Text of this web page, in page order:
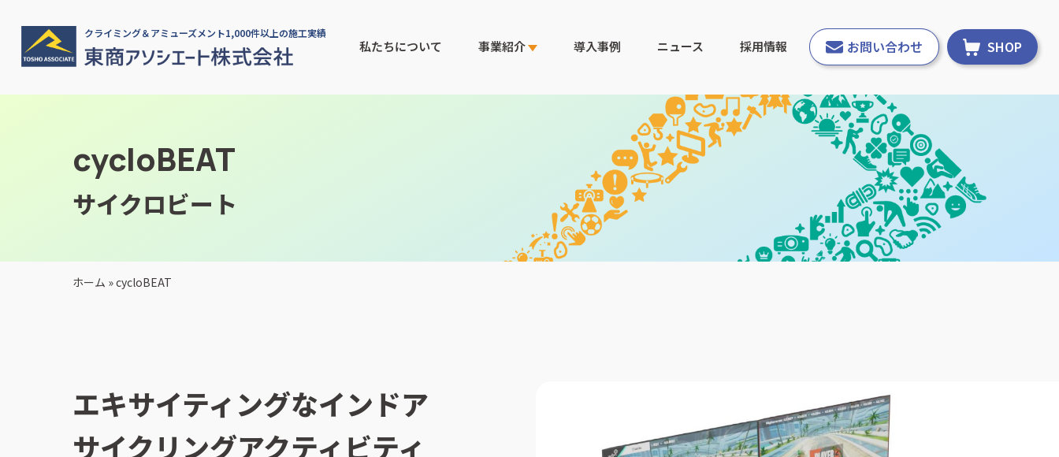
クライミング＆アミューズメント1,000件以上の施工実績
私たちについて 事業紹介 導入事例 ニュース 採用情報 お問い合わせ SHOP
cycloBEAT
サイクロビート
ホーム »cycloBEAT
エキサイティングなインドア
サイクリングアクティビティ